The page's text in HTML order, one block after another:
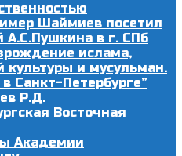
Шаймиев посетил
А.С.Пушкина в г. СПб
ислама,
культуры и мусульман.
Санкт-Петербурге”
Р.Д.
Восточная
Академии